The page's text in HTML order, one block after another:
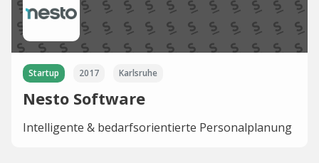
Startup 2017 Karlsruhe
Nesto Software
Intelligente & bedarfsorientierte Personalplanung